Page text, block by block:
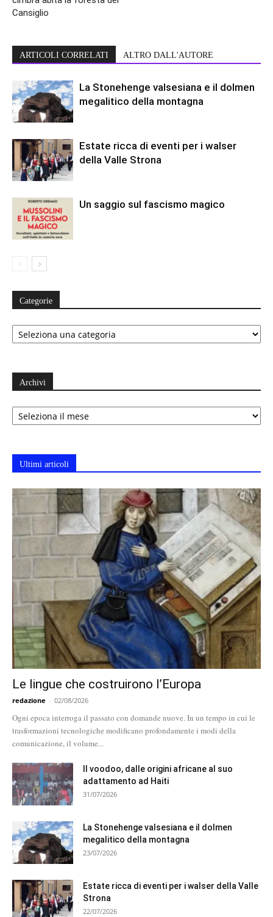
Cansiglio
ARTICOLI CORRELATI ALTRO DALL'AUTORE
La Stonehenge valsesiana e il dolmen
megalitico della montagna
Estate ricca di eventi per i walser
della Valle Strona
Un saggio sul fascismo magico
Categorie
Categorie
Archivi
Archivi
Ultimi articoli
Le lingue che costruirono l’Europa
redazione - 02/08/2026
Ogni epoca interroga il passato con domande nuove. In un tempo in cui le
trasformazioni tecnologiche modificano profondamente i modi della
comunicazione, il volume...
Il voodoo, dalle origini africane al suo
adattamento ad Haiti
31/07/2026
La Stonehenge valsesiana e il dolmen
megalitico della montagna
23/07/2026
Estate ricca di eventi per i walser della Valle
Strona
22/07/2026